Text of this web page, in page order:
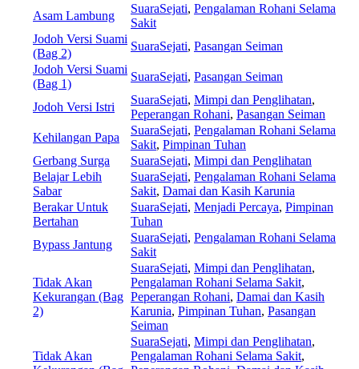
Asam Lambung
SuaraSejati, Pengalaman Rohani Selama
Sakit
Jodoh Versi Suami
(Bag 2)
SuaraSejati, Pasangan Seiman
Jodoh Versi Suami
(Bag 1)
SuaraSejati, Pasangan Seiman
Jodoh Versi Istri
SuaraSejati, Mimpi dan Penglihatan,
Peperangan Rohani, Pasangan Seiman
Kehilangan Papa
SuaraSejati, Pengalaman Rohani Selama
Sakit, Pimpinan Tuhan
Gerbang Surga
SuaraSejati, Mimpi dan Penglihatan
Belajar Lebih
Sabar
SuaraSejati, Pengalaman Rohani Selama
Sakit, Damai dan Kasih Karunia
Berakar Untuk
Bertahan
SuaraSejati, Menjadi Percaya, Pimpinan
Tuhan
Bypass Jantung
SuaraSejati, Pengalaman Rohani Selama
Sakit
Tidak Akan
Kekurangan (Bag
2)
SuaraSejati, Mimpi dan Penglihatan,
Pengalaman Rohani Selama Sakit,
Peperangan Rohani, Damai dan Kasih
Karunia, Pimpinan Tuhan, Pasangan
Seiman
Tidak Akan
SuaraSejati, Mimpi dan Penglihatan,
Pengalaman Rohani Selama Sakit,